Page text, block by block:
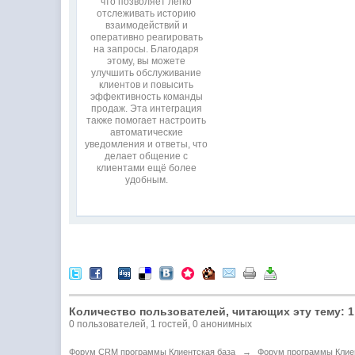
отслеживать историю
взаимодействий и
оперативно реагировать
на запросы. Благодаря
этому, вы можете
улучшить обслуживание
клиентов и повысить
эффективность команды
продаж. Эта интеграция
также помогает настроить
автоматические
уведомления и ответы, что
делает общение с
клиентами ещё более
удобным.
Количество пользователей, читающих эту тему: 1
0 пользователей, 1 гостей, 0 анонимных
Форум CRM программы Клиентская база → Форум программы